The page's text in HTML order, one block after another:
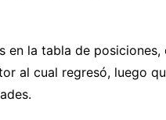
en la tabla de posiciones,
al cual regresó, luego